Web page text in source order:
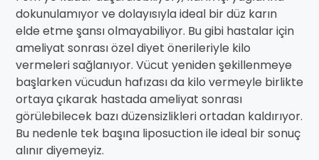
dokunulamıyor ve dolayısıyla ideal bir düz karın
elde etme şansı olmayabiliyor. Bu gibi hastalar için
ameliyat sonrası özel diyet önerileriyle kilo
vermeleri sağlanıyor. Vücut yeniden şekillenmeye
başlarken vücudun hafızası da kilo vermeyle birlikte
ortaya çıkarak hastada ameliyat sonrası
görülebilecek bazı düzensizlikleri ortadan kaldırıyor.
Bu nedenle tek başına liposuction ile ideal bir sonuç
alınır diyemeyiz.